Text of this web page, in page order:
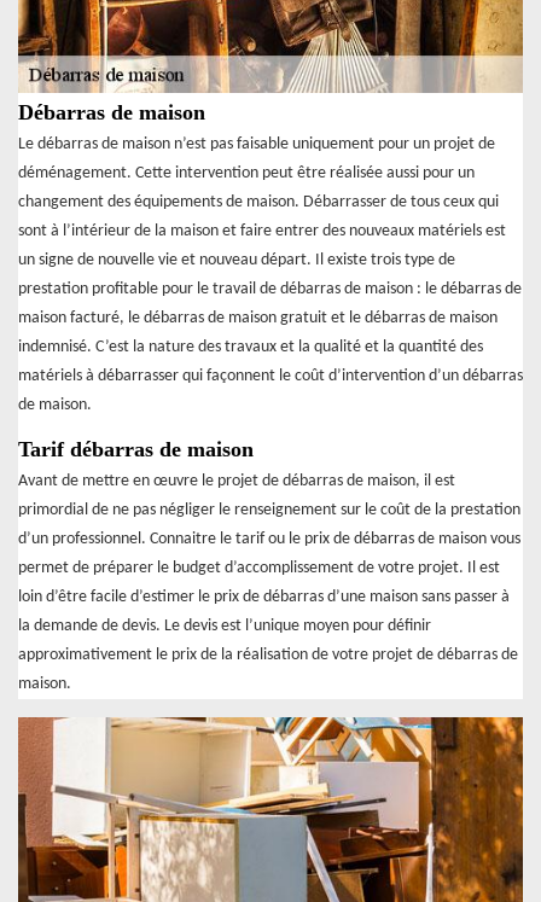
Débarras de maison
Le débarras de maison n’est pas faisable uniquement pour un projet de
déménagement. Cette intervention peut être réalisée aussi pour un
changement des équipements de maison. Débarrasser de tous ceux qui
sont à l’intérieur de la maison et faire entrer des nouveaux matériels est
un signe de nouvelle vie et nouveau départ. Il existe trois type de
prestation profitable pour le travail de débarras de maison : le débarras de
maison facturé, le débarras de maison gratuit et le débarras de maison
indemnisé. C’est la nature des travaux et la qualité et la quantité des
matériels à débarrasser qui façonnent le coût d’intervention d’un débarras
de maison.
Tarif débarras de maison
Avant de mettre en œuvre le projet de débarras de maison, il est
primordial de ne pas négliger le renseignement sur le coût de la prestation
d’un professionnel. Connaitre le tarif ou le prix de débarras de maison vous
permet de préparer le budget d’accomplissement de votre projet. Il est
loin d’être facile d’estimer le prix de débarras d’une maison sans passer à
la demande de devis. Le devis est l’unique moyen pour définir
approximativement le prix de la réalisation de votre projet de débarras de
maison.